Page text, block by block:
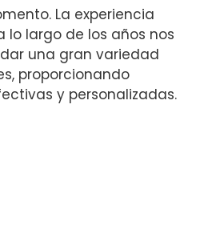
La experiencia
lo largo de los años nos
una gran variedad
proporcionando
y personalizadas.